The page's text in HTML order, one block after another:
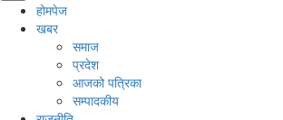
होमपेज
खबर
समाज
प्रदेश
आजको पत्रिका
सम्पादकीय